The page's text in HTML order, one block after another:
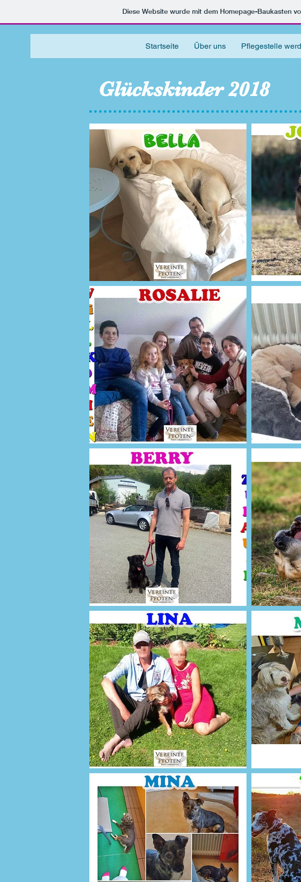
Diese Website wurde mit dem Homepage-Baukasten
Startseite Über uns Pflegestelle
Glückskinder 2018